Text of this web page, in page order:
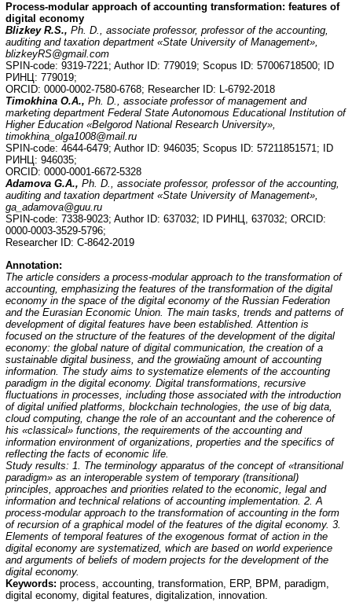
Process-modular approach of accounting transformation: features of
digital economy
Blizkey R.S., Ph. D., associate professor, professor of the accounting,
auditing and taxation department «State University of Management»,
blizkeyRS@gmail.com
SPIN-code: 9319-7221; Author ID: 779019; Scopus ID: 57006718500; ID
РИНЦ: 779019;
ORCID: 0000-0002-7580-6768; Researcher ID: L-6792-2018
Timokhina O.A., Ph. D., associate professor of management and
marketing department Federal State Autonomous Educational Institution of
Higher Education «Belgorod National Research University»,
timokhina_olga1008@mail.ru
SPIN-code: 4644-6479; Author ID: 946035; Scopus ID: 57211851571; ID
РИНЦ: 946035;
ORCID: 0000-0001-6672-5328
Adamova G.A., Ph. D., associate professor, professor of the accounting,
auditing and taxation department «State University of Management»,
ga_adamova@guu.ru
SPIN-code: 7338-9023; Author ID: 637032; ID РИНЦ, 637032; ORCID:
0000-0003-3529-5796;
Researcher ID: С-8642-2019
Annotation:
The article considers a process-modular approach to the transformation of
accounting, emphasizing the features of the transformation of the digital
economy in the space of the digital economy of the Russian Federation
and the Eurasian Economic Union. The main tasks, trends and patterns of
development of digital features have been established. Attention is
focused on the structure of the features of the development of the digital
economy: the global nature of digital communication, the creation of a
sustainable digital business, and the growiайng amount of accounting
information. The study aims to systematize elements of the accounting
paradigm in the digital economy. Digital transformations, recursive
fluctuations in processes, including those associated with the introduction
of digital unified platforms, blockchain technologies, the use of big data,
cloud computing, change the role of an accountant and the coherence of
his «classical» functions, the requirements of the accounting and
information environment of organizations, properties and the specifics of
reflecting the facts of economic life.
Study results: 1. The terminology apparatus of the concept of «transitional
paradigm» as an interoperable system of temporary (transitional)
principles, approaches and priorities related to the economic, legal and
information and technical relations of accounting implementation. 2. A
process-modular approach to the transformation of accounting in the form
of recursion of a graphical model of the features of the digital economy. 3.
Elements of temporal features of the exogenous format of action in the
digital economy are systematized, which are based on world experience
and arguments of beliefs of modern projects for the development of the
digital economy.
Keywords: process, accounting, transformation, ERP, BPM, paradigm,
digital economy, digital features, digitalization, innovation.